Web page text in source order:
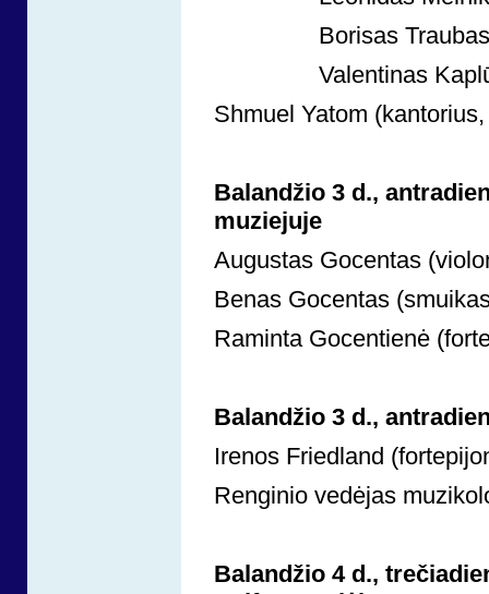
Borisas Traubas
Valentinas
Shmuel Yatom
Balandžio 3 d.,
muziejuje
Augustas Gocentas
Benas Gocentas
Raminta Gocentienė
Balandžio 3 d.,
Irenos Friedland
Renginio vedėjas
Balandžio 4 d.,